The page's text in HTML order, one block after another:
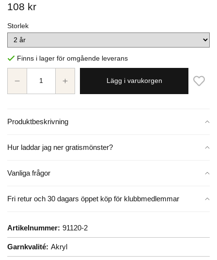
108 kr
Storlek
Finns i lager för omgående leverans
Lägg i varukorgen
Produktbeskrivning
Hur laddar jag ner gratismönster?
Vanliga frågor
Fri retur och 30 dagars öppet köp för klubbmedlemmar
Artikelnummer: 91120-2
Garnkvalité: Akryl